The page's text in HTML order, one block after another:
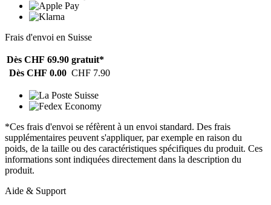
Frais d'envoi en Suisse
Dès CHF 69.90 gratuit*
Dès CHF 0.00 CHF 7.90
*Ces frais d'envoi se réfèrent à un envoi standard. Des frais
supplémentaires peuvent s'appliquer, par exemple en raison du
poids, de la taille ou des caractéristiques spécifiques du produit. Ces
informations sont indiquées directement dans la description du
produit.
Aide & Support